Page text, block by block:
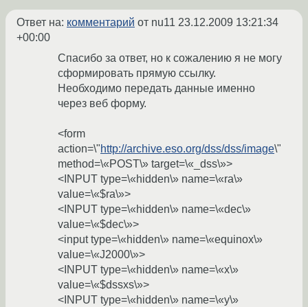
Ответ на: комментарий от nu11 23.12.2009 13:21:34
+00:00
Спасибо за ответ, но к сожалению я не могу
сформировать прямую ссылку.
Необходимо передать данные именно
через веб форму.
<form
action=\"http://archive.eso.org/dss/dss/image\"
method=\«POST\» target=\«_dss\»>
<INPUT type=\«hidden\» name=\«ra\»
value=\«$ra\»>
<INPUT type=\«hidden\» name=\«dec\»
value=\«$dec\»>
<input type=\«hidden\» name=\«equinox\»
value=\«J2000\»>
<INPUT type=\«hidden\» name=\«x\»
value=\«$dssxs\»>
<INPUT type=\«hidden\» name=\«y\»